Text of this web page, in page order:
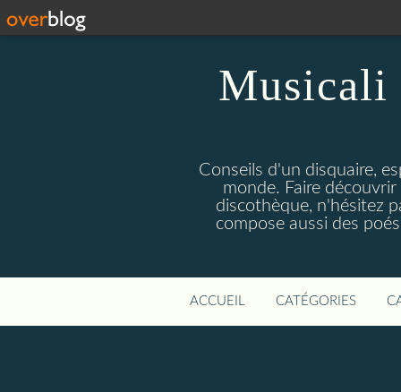
Musicali
Conseils d'un disquaire,
monde. Faire
discothèque, n'hésitez
compose aussi des
ACCUEIL CATÉGORIES